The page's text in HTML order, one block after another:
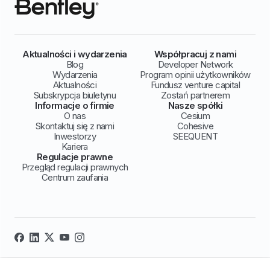
Aktualności i wydarzenia
Blog
Wydarzenia
Aktualności
Subskrypcja biuletynu
Współpracuj z nami
Developer Network
Program opinii użytkowników
Fundusz venture capital
Zostań partnerem
Informacje o firmie
O nas
Skontaktuj się z nami
Inwestorzy
Kariera
Nasze spółki
Cesium
Cohesive
SEEQUENT
Regulacje prawne
Przegląd regulacji prawnych
Centrum zaufania